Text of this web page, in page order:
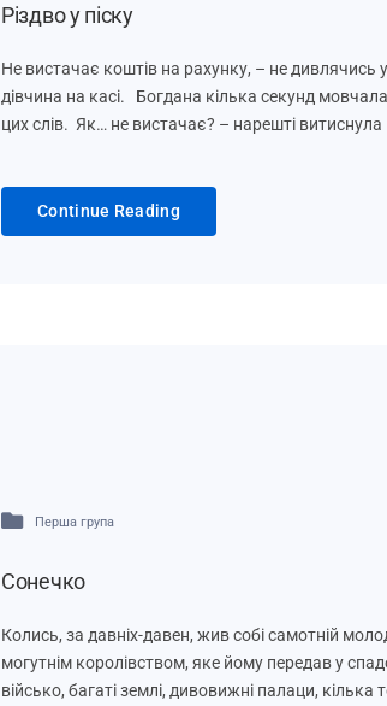
Різдво у піску
Не вистачає коштів на рахунку, – не дивлячись
дівчина на касі. Богдана кілька секунд
цих слів. Як… не вистачає? – нарешті
Continue Reading
Перша група
Сонечко
Колись, за давніх-давен, жив собі самотній
могутнім королівством, яке йому передав у
військо, багаті землі, дивовижні палаци, кілька